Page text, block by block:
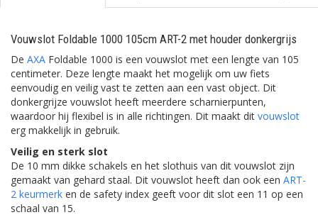
Vouwslot Foldable 1000 105cm ART-2 met houder donkergrijs
De AXA Foldable 1000 is een vouwslot met een lengte van 105
centimeter. Deze lengte maakt het mogelijk om uw fiets
eenvoudig en veilig vast te zetten aan een vast object. Dit
donkergrijze vouwslot heeft meerdere scharnierpunten,
waardoor hij flexibel is in alle richtingen. Dit maakt dit vouwslot
erg makkelijk in gebruik.
Veilig en sterk slot
De 10 mm dikke schakels en het slothuis van dit vouwslot zijn
gemaakt van gehard staal. Dit vouwslot heeft dan ook een ART-
2 keurmerk en de safety index geeft voor dit slot een 11 op een
schaal van 15.